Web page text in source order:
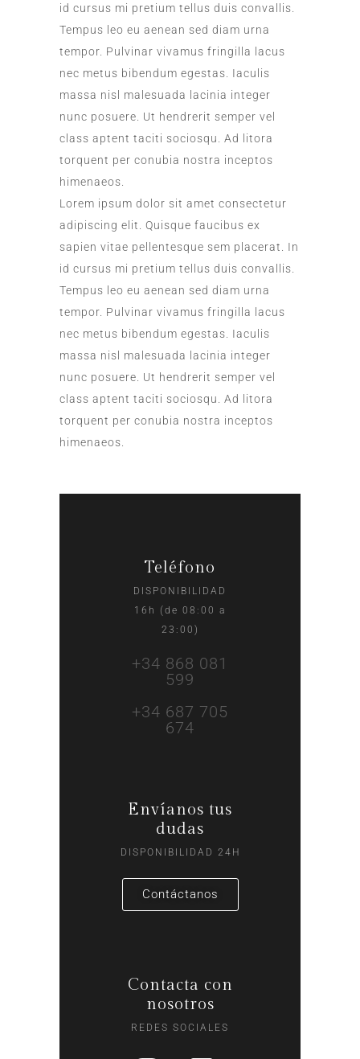
id cursus mi pretium tellus duis convallis.
Tempus leo eu aenean sed diam urna
tempor. Pulvinar vivamus fringilla lacus
nec metus bibendum egestas. Iaculis
massa nisl malesuada lacinia integer
nunc posuere. Ut hendrerit semper vel
class aptent taciti sociosqu. Ad litora
torquent per conubia nostra inceptos
himenaeos.
Lorem ipsum dolor sit amet consectetur
adipiscing elit. Quisque faucibus ex
sapien vitae pellentesque sem placerat. In
id cursus mi pretium tellus duis convallis.
Tempus leo eu aenean sed diam urna
tempor. Pulvinar vivamus fringilla lacus
nec metus bibendum egestas. Iaculis
massa nisl malesuada lacinia integer
nunc posuere. Ut hendrerit semper vel
class aptent taciti sociosqu. Ad litora
torquent per conubia nostra inceptos
himenaeos.
Teléfono
DISPONIBILIDAD
16h (de 08:00 a
23:00)
+34 868 081
599
+34 687 705
674
Envíanos tus
dudas
DISPONIBILIDAD 24H
Contáctanos
Contacta con
nosotros
REDES SOCIALES